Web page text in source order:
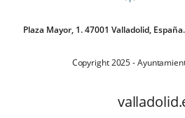
Plaza Mayor, 1. 47001 Valladolid,
Copyright 2025 -